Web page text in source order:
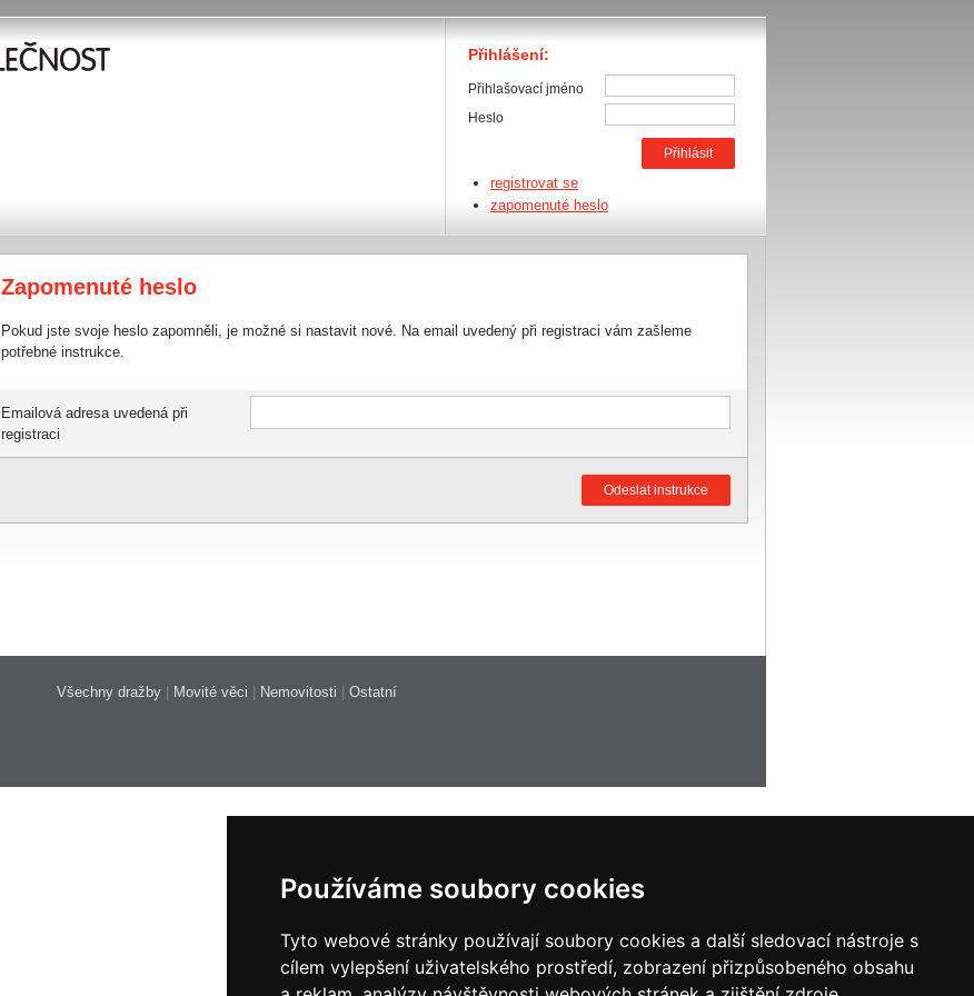
Používáme soubory cookies
Tyto webové stránky používají soubory cookies a další sledovací nástroje s
cílem vylepšení uživatelského prostředí, zobrazení přizpůsobeného obsahu
Přihlášení:
Přihlašovací jméno
Heslo
registrovat se
zapomenuté heslo
Zapomenuté heslo
Pokud jste svoje heslo zapomněli, je možné si nastavit nové. Na email uvedený při registraci vám zašleme
potřebné instrukce.
Emailová adresa uvedená při
registraci
Všechny dražby Movité věci Nemovitosti Ostatní